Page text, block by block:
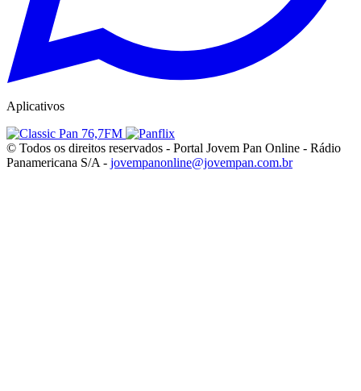
Aplicativos
© Todos os direitos reservados - Portal Jovem Pan Online - Rádio
Panamericana S/A - jovempanonline@jovempan.com.br